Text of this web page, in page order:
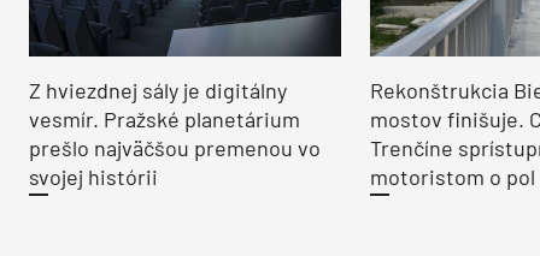
Z hviezdnej sály je digitálny
vesmír. Pražské planetárium
prešlo najväčšou premenou vo
svojej histórii
Rekonštrukcia
mostov finišuje.
Trenčíne
motoristom o pol